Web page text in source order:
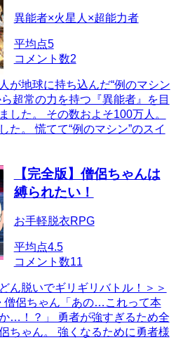
異能者×火星人×超能力者
平均点5
コメント数2
が地球に持ち込んだ“例のマシン
超常の力を持つ『異能者』を目
した。 その数およそ100万人。
た。 慌てて“例のマシン”のスイ
【完全版】僧侶ちゃんは
縛られたい！
お手軽脱衣RPG
平均点4.5
コメント数11
ん脱いでギリギリバトル！＞＞
侶ちゃん「あの…これって本
…！？」 勇者が強すぎるため全
ちゃん。 強くなるために勇者様